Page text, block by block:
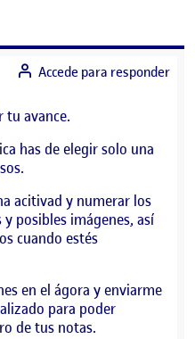
tu avance.
has de elegir solo una
acitivad y numerar los
posibles imágenes, así
cuando estés
en el ágora y enviarme
para poder
de tus notas.
Accede para responder